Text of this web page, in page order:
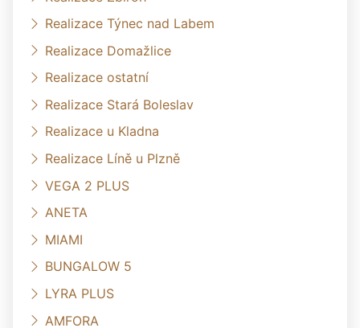
Realizace Týnec nad Labem
Realizace Domažlice
Realizace ostatní
Realizace Stará Boleslav
Realizace u Kladna
Realizace Líně u Plzně
VEGA 2 PLUS
ANETA
MIAMI
BUNGALOW 5
LYRA PLUS
AMFORA